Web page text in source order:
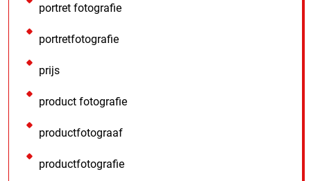
portret fotografie
portretfotografie
prijs
product fotografie
productfotograaf
productfotografie